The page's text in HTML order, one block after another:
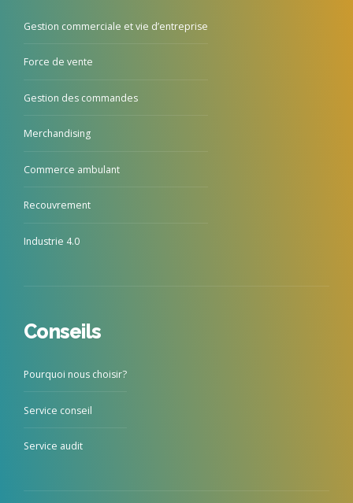
Gestion commerciale et vie d’entreprise
Force de vente
Gestion des commandes
Merchandising
Commerce ambulant
Recouvrement
Industrie 4.0
Conseils
Pourquoi nous choisir?
Service conseil
Service audit